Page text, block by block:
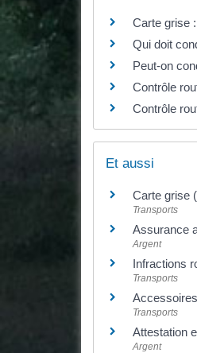
Carte grise
Qui doit
Peut-on
Contrôle
Contrôle
Et aussi
Carte grise
Transports
Assurance
Argent
Infractions
Transports
Transports
Attestation
Argent